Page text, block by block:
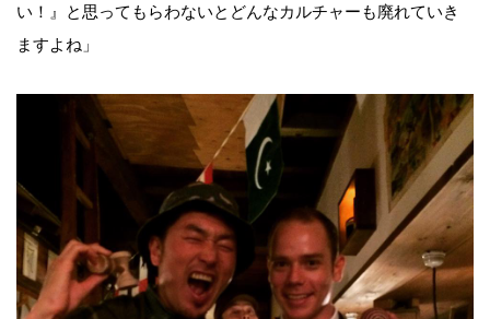
い！』と思ってもらわないとどんなカルチャーも廃れていき
ますよね」